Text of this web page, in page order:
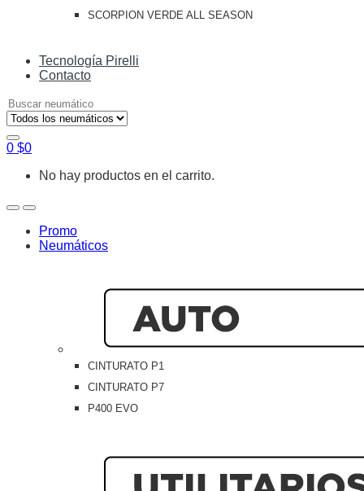
SCORPION VERDE ALL SEASON
Tecnología Pirelli
Contacto
Search
for:
0 $0
No hay productos en el carrito.
OpenClose
Promo
Neumáticos
CINTURATO P1
CINTURATO P7
P400 EVO